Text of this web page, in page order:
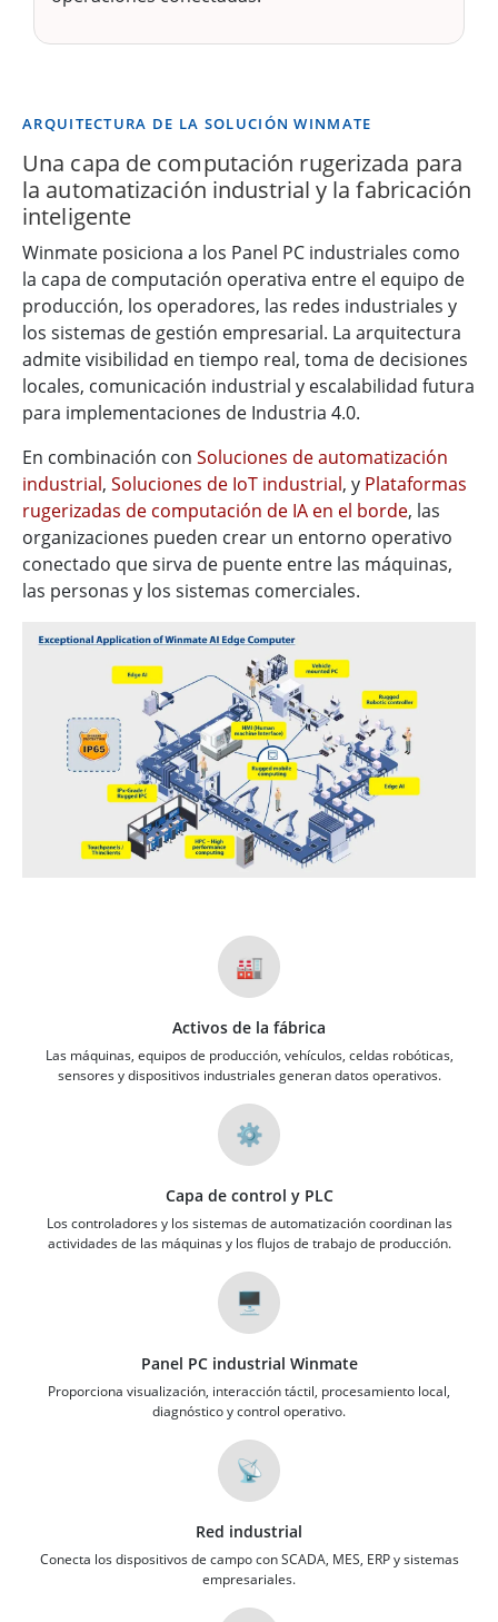
ARQUITECTURA DE LA SOLUCIÓN WINMATE
Una capa de computación rugerizada para
la automatización industrial y la fabricación
inteligente
Winmate posiciona a los Panel PC industriales como
la capa de computación operativa entre el equipo de
producción, los operadores, las redes industriales y
los sistemas de gestión empresarial. La arquitectura
admite visibilidad en tiempo real, toma de decisiones
locales, comunicación industrial y escalabilidad futura
para implementaciones de Industria 4.0.
En combinación con Soluciones de automatización
industrial, Soluciones de IoT industrial, y Plataformas
rugerizadas de computación de IA en el borde, las
organizaciones pueden crear un entorno operativo
conectado que sirva de puente entre las máquinas,
las personas y los sistemas comerciales.
🏭
Activos de la fábrica
Las máquinas, equipos de producción, vehículos, celdas robóticas,
sensores y dispositivos industriales generan datos operativos.
⚙️
Capa de control y PLC
Los controladores y los sistemas de automatización coordinan las
actividades de las máquinas y los flujos de trabajo de producción.
🖥️
Panel PC industrial Winmate
Proporciona visualización, interacción táctil, procesamiento local,
diagnóstico y control operativo.
📡
Red industrial
Conecta los dispositivos de campo con SCADA, MES, ERP y sistemas
empresariales.